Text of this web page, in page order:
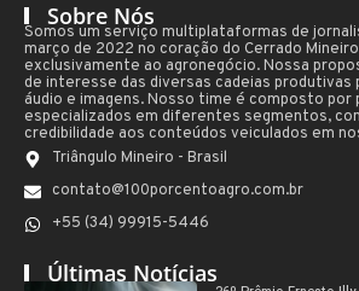
Sobre Nós
Somos um serviço multiplataformas de
março de 2022 no coração do Cerrado
exclusivamente ao agronegócio. Nossa
de interesse das diversas cadeias
áudio e imagens. Nosso time é composto por
especializados em diferentes segmentos,
credibilidade aos conteúdos veiculados em
Triângulo Mineiro - Brasil
contato@100porcentoagro.com.br
+55 (34) 99915-5446
Últimas Notícias